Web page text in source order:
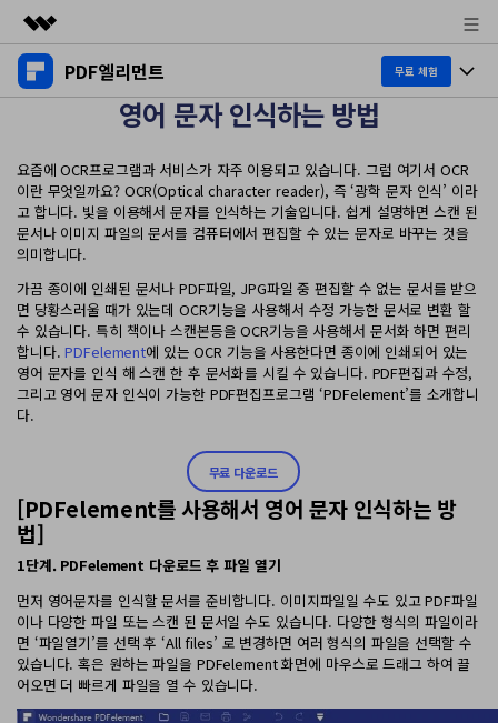
주요 제품
AIGC 크리에이티비티
개요
솔루션
회사 소개
뉴스룸
플랜 및 가격
도움말 센터
PDF엘리먼트 무료 체험
데스크탑
Windows용
Mac용
모바일 앱
iPhone/iPad용
Android용
PDF 온라인 도구
PDF PPT 변환
PDF 병합
PDF 압축
제품 기능
교육용
PDF 읽기
PDF 주석 달기
PDF 생성
PDF 변환
PDF 압축
PDF 구성
전문용
AI PDF
PDF와 채팅하기
AI PDF 요약기
AI PDF 번역기
이미지와 채팅하기
AI PDF 설명
문서와 채팅하기
비즈니스
리소스
고객 지원
구독 취소
유튜브
네이버 블로그
무료 다운로드
검색
영어 문자 인식하는 방법
요즘에 OCR프로그램과 서비스가 자주 이용되고 있습니다. 그럼 여기서 OCR
이란 무엇일까요? OCR(Optical character reader), 즉 ‘광학 문자 인식’ 이라
고 합니다. 빛을 이용해서 문자를 인식하는 기술입니다. 쉽게 설명하면 스캔 된
문서나 이미지 파일의 문서를 컴퓨터에서 편집할 수 있는 문자로 바꾸는 것을
의미합니다.
가끔 종이에 인쇄된 문서나 PDF파일, JPG파일 중 편집할 수 없는 문서를 받으
면 당황스러울 때가 있는데 OCR기능을 사용해서 수정 가능한 문서로 변환 할
수 있습니다. 특히 책이나 스캔본등을 OCR기능을 사용해서 문서화 하면 편리
합니다.PDFelement에 있는 OCR 기능을 사용한다면 종이에 인쇄되어 있는
영어 문자를 인식 해 스캔 한 후 문서화를 시킬 수 있습니다. PDF편집과 수정,
그리고 영어 문자 인식이 가능한 PDF편집프로그램 ‘PDFelement’를 소개합니
다.
무료 다운로드
[PDFelement를 사용해서 영어 문자 인식하는 방
법]
1단계. PDFelement 다운로드 후 파일 열기
먼저 영어문자를 인식할 문서를 준비합니다. 이미지파일일 수도 있고 PDF파일
이나 다양한 파일 또는 스캔 된 문서일 수도 있습니다. 다양한 형식의 파일이라
면 ‘파일열기’를 선택 후 ‘All files’ 로 변경하면 여러 형식의 파일을 선택할 수
있습니다. 혹은 원하는 파일을 PDFelement 화면에 마우스로 드래그 하여 끌
어오면 더 빠르게 파일을 열 수 있습니다.